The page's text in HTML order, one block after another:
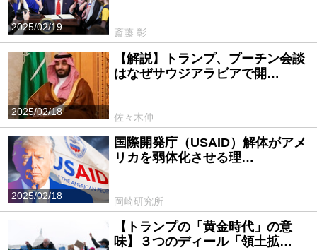
2025/02/19
斎藤 彰
2025/02/18
【解説】トランプ、プーチン会談
はなぜサウジアラビアで開…
佐々木伸
2025/02/18
国際開発庁（USAID）解体がアメ
リカを弱体化させる理…
岡崎研究所
【トランプの「黄金時代」の意
味】３つのディール「領土拡…